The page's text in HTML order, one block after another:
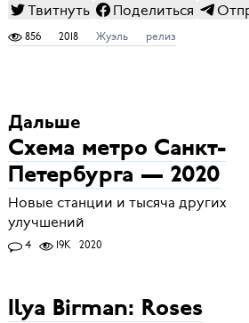
Твитнуть
Поделиться
856 2018 Жуэль релиз
Дальше
Схема метро Санкт-
Петербурга — 2020
Новые станции и тысяча других
улучшений
4 19K 2020
Ilya Birman: Roses